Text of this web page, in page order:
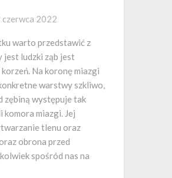
czerwca 2022
warto przedstawić z
jest ludzki ząb jest
Na koronę miazgi
warstwy szkliwo,
zębiną występuje tak
komora miazgi. Jej
tlenu oraz
obrona przed
spośród nas na